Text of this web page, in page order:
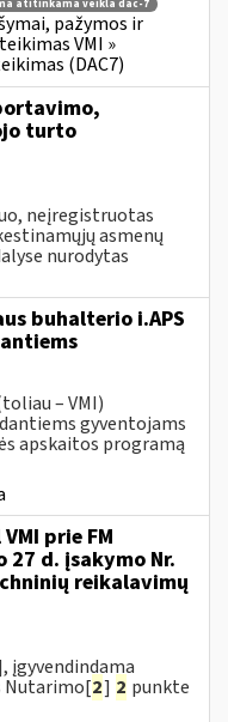
atitinkama veikla dac-7
pažymos ir
VMI »
(DAC7)
turto
neįregistruotas
asmenų
nurodytas
buhalterio i.APS
– VMI)
gyventojams
apskaitos programą
prie FM
d. įsakymo Nr.
reikalavimų
įgyvendindama
Nutarimo[2] 2 punkte